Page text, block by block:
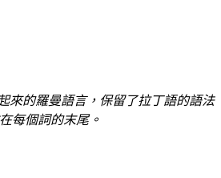
來的羅曼語言，保留了拉丁語的語法
每個詞的末尾。